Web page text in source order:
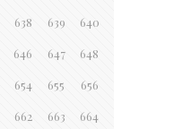
638 639 640
646 647 648
654 655 656
662 663 664